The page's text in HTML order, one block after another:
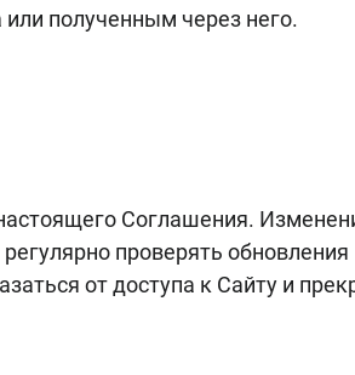
полученным через него.
Соглашения.
проверять обновления
от доступа к Сайту и